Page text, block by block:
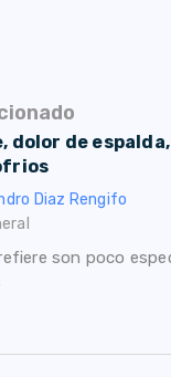
dolor de
Diaz Rengifo
son poco